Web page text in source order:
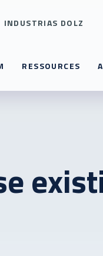
INDUSTRIAS DOLZ
RESSOURCES